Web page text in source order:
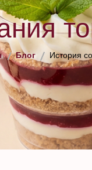
Блог История